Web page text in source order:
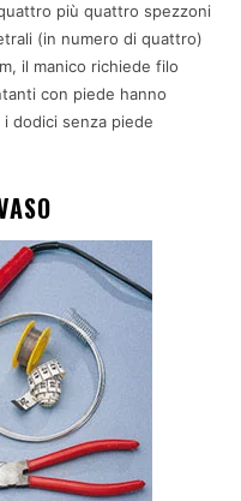
più quattro spezzoni
(in numero di quattro)
il manico richiede filo
con piede hanno
dodici senza piede